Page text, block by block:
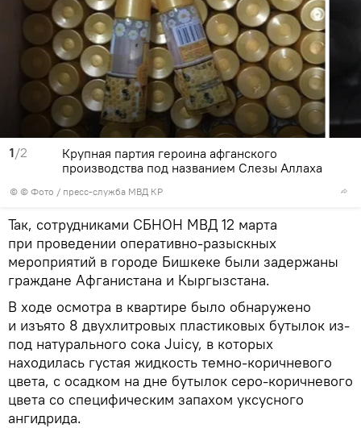
1/2
© © Фото / пресс-служба МВД КР
Крупная партия героина афганского
производства под названием Слезы Аллаха
Так, сотрудниками СБНОН МВД 12 марта
при проведении оперативно-разыскных
мероприятий в городе Бишкеке были задержаны
граждане Афганистана и Кыргызстана.
В ходе осмотра в квартире было обнаружено
и изъято 8 двухлитровых пластиковых бутылок из-
под натурального сока Juicy, в которых
находилась густая жидкость темно-коричневого
цвета, с осадком на дне бутылок серо-коричневого
цвета со специфическим запахом уксусного
ангидрида.